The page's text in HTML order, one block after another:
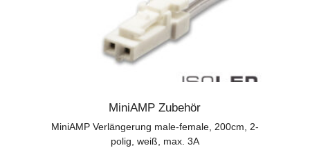
MiniAMP Zubehör
MiniAMP Verlängerung male-female, 200cm, 2-
polig, weiß, max. 3A